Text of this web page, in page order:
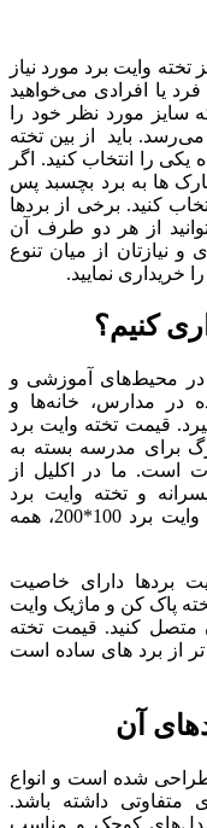
وایت برد مورد نیاز
یا افرادی می‌خواهید
سایز مورد نظر خود را
باید از بین تخته
را انتخاب کنید. اگر
ها به برد بچسبد پس
کنید. برخی از بردها
از هر دو طرف آن
و نیازتان از میان تنوع
خریداری نمایید.
کنیم؟
در محیط‌های آموزشی و
در مدارس، خانه‌ها و
قیمت تخته وایت برد
برای مدرسه بسته به
است. ما در اکلیل از
و تخته وایت برد
دخترانه گرفته تا مدل‌های فانتزی و حتی وایت برد 100*200، همه
بردها دارای خاصیت
پاک کن و ماژیک وایت
کنید. قیمت تخته
از برد های ساده است
آن
شده است و انواع
متفاوتی داشته باشد.
مدل‌های کوچک و مناسب